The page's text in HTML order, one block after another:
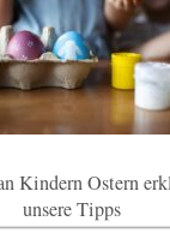
Kindern Ostern
unsere Tipps